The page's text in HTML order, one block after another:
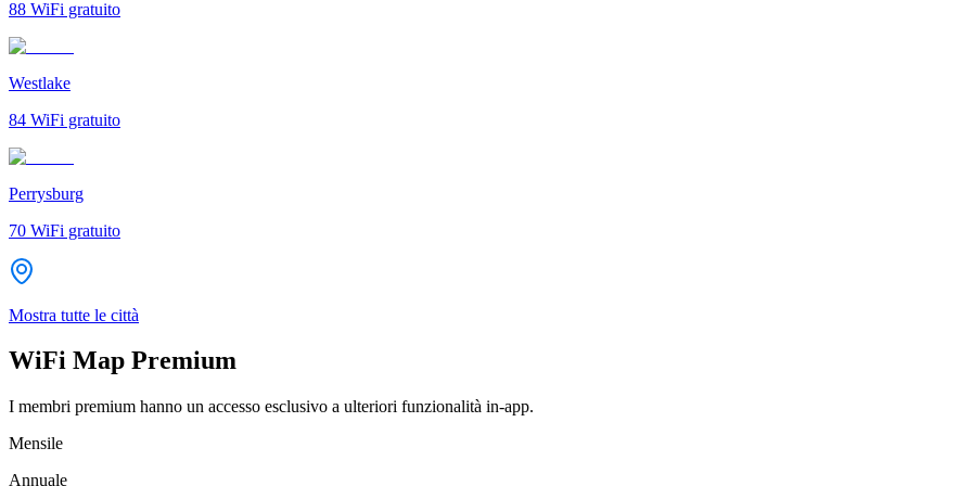
88 WiFi gratuito
Westlake
84 WiFi gratuito
Perrysburg
70 WiFi gratuito
Mostra tutte le città
WiFi Map Premium
I membri premium hanno un accesso esclusivo a ulteriori funzionalità in-app.
Mensile
Annuale